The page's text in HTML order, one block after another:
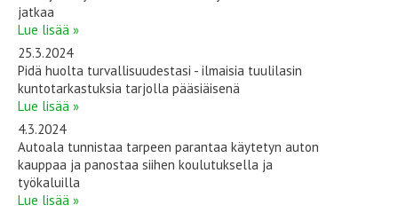
jatkaa
Lue lisää »
25.3.2024
Pidä huolta turvallisuudestasi - ilmaisia tuulilasin
kuntotarkastuksia tarjolla pääsiäisenä
Lue lisää »
4.3.2024
Autoala tunnistaa tarpeen parantaa käytetyn auton
kauppaa ja panostaa siihen koulutuksella ja
työkaluilla
Lue lisää »